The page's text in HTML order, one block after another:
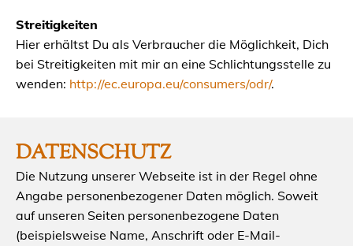
Streitigkeiten
Hier erhältst Du als Verbraucher die Möglichkeit, Dich
bei Streitigkeiten mit mir an eine Schlichtungsstelle zu
wenden: http://ec.europa.eu/consumers/odr/.
DATENSCHUTZ
Die Nutzung unserer Webseite ist in der Regel ohne
Angabe personenbezogener Daten möglich. Soweit
auf unseren Seiten personenbezogene Daten
(beispielsweise Name, Anschrift oder E-Mail-